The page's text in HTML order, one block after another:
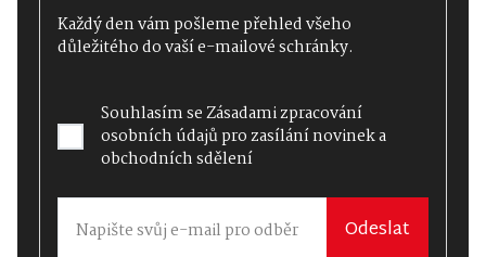
Každý den vám pošleme přehled všeho
důležitého do vaší e-mailové schránky.
Souhlasím seZásadami zpracování
osobních údajůpro zasílání novinek a
obchodních sdělení
Odeslat